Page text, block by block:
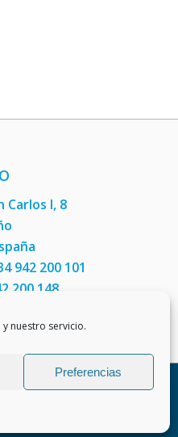
nuestro servicio.
Preferencias
Carlos I, 8
942 200 101
200 148